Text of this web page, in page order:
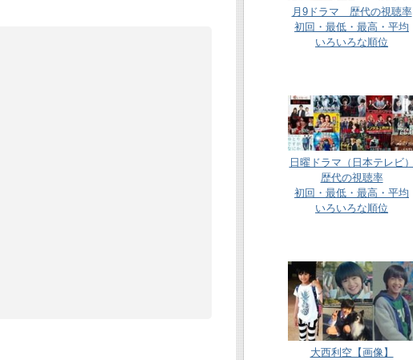
月9ドラマ 歴代の視聴率
初回・最低・最高・平均
いろいろな順位
日曜ドラマ（日本テレビ）
歴代の視聴率
初回・最低・最高・平均
いろいろな順位
大西利空【画像】